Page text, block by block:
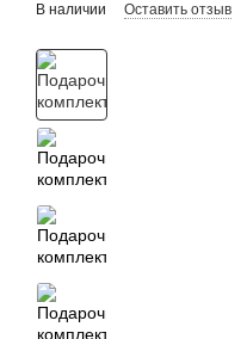
В наличии Оставить отзыв